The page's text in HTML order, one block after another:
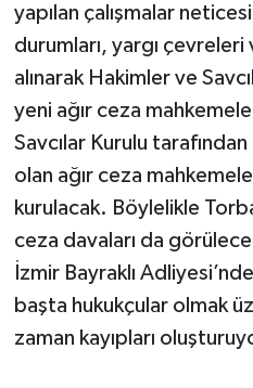
yapılan çalışmalar
durumları, yargı
alınarak Hakimler ve
yeni ağır ceza
Savcılar Kurulu
olan ağır ceza
kurulacak. Böylelikle
ceza davaları da
İzmir Bayraklı
başta hukukçular olmak
zaman kayıpları